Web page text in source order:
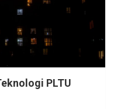
PLTU